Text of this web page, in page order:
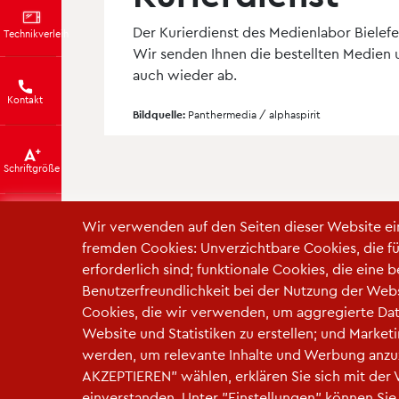
Technikverleih
Kontakt
Schriftgröße
Der Kurierdienst des Medienlabor
Wir senden Ihnen die bestellten Medien
auch wieder ab.
Bildquelle: Panthermedia / alphaspirit
Fußzeile
Impressum|Datenschutz|Cookie-
Wir verwenden auf den Seiten dieser Website
fremden Cookies: Unverzichtbare Cookies, die
erforderlich sind; funktionale Cookies, die eine
Benutzerfreundlichkeit bei der Nutzung der
Cookies, die wir verwenden, um aggregierte
Website und Statistiken zu erstellen; und
werden, um relevante Inhalte und Werbung
AKZEPTIEREN" wählen, erklären Sie sich mit